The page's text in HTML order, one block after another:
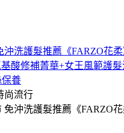
沖洗護髮推薦《FARZO花
酸修補菁華+女王風範護
養
尚流行